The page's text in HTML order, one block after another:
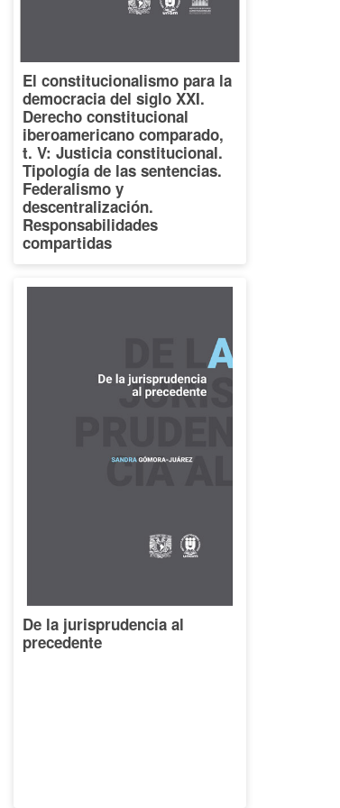
El constitucionalismo para la
democracia del siglo XXI.
Derecho constitucional
iberoamericano comparado,
t. V: Justicia constitucional.
Tipología de las sentencias.
Federalismo y
descentralización.
Responsabilidades
compartidas
De la jurisprudencia al
precedente